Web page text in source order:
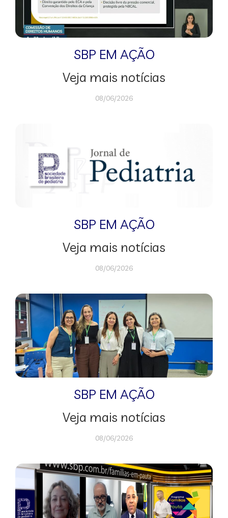
SBP EM AÇÃO
Veja mais notícias
08/06/2026
SBP EM AÇÃO
Veja mais notícias
08/06/2026
SBP EM AÇÃO
Veja mais notícias
08/06/2026